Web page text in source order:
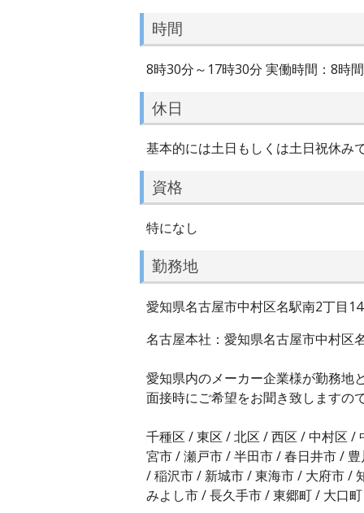
時間
8時30分～17時30分 実働時間：8時
休日
基本的には土日もしくは土日祝休み
資格
特になし
勤務地
愛知県名古屋市中村区名駅南2丁目
名古屋本社：愛知県名古屋市中村
愛知県内のメーカー企業様が勤務地
面接時にご希望をお聞き致しますの
千種区 / 東区 / 北区 / 西区 / 中村区 /
宮市 / 瀬戸市 / 半田市 / 春日井市 /
/ 稲沢市 / 新城市 / 東海市 / 大府市 /
みよし市 / 長久手市 / 東郷町 / 大口